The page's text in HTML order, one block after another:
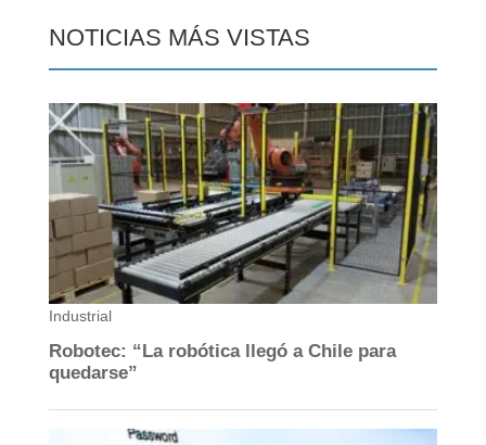
NOTICIAS MÁS VISTAS